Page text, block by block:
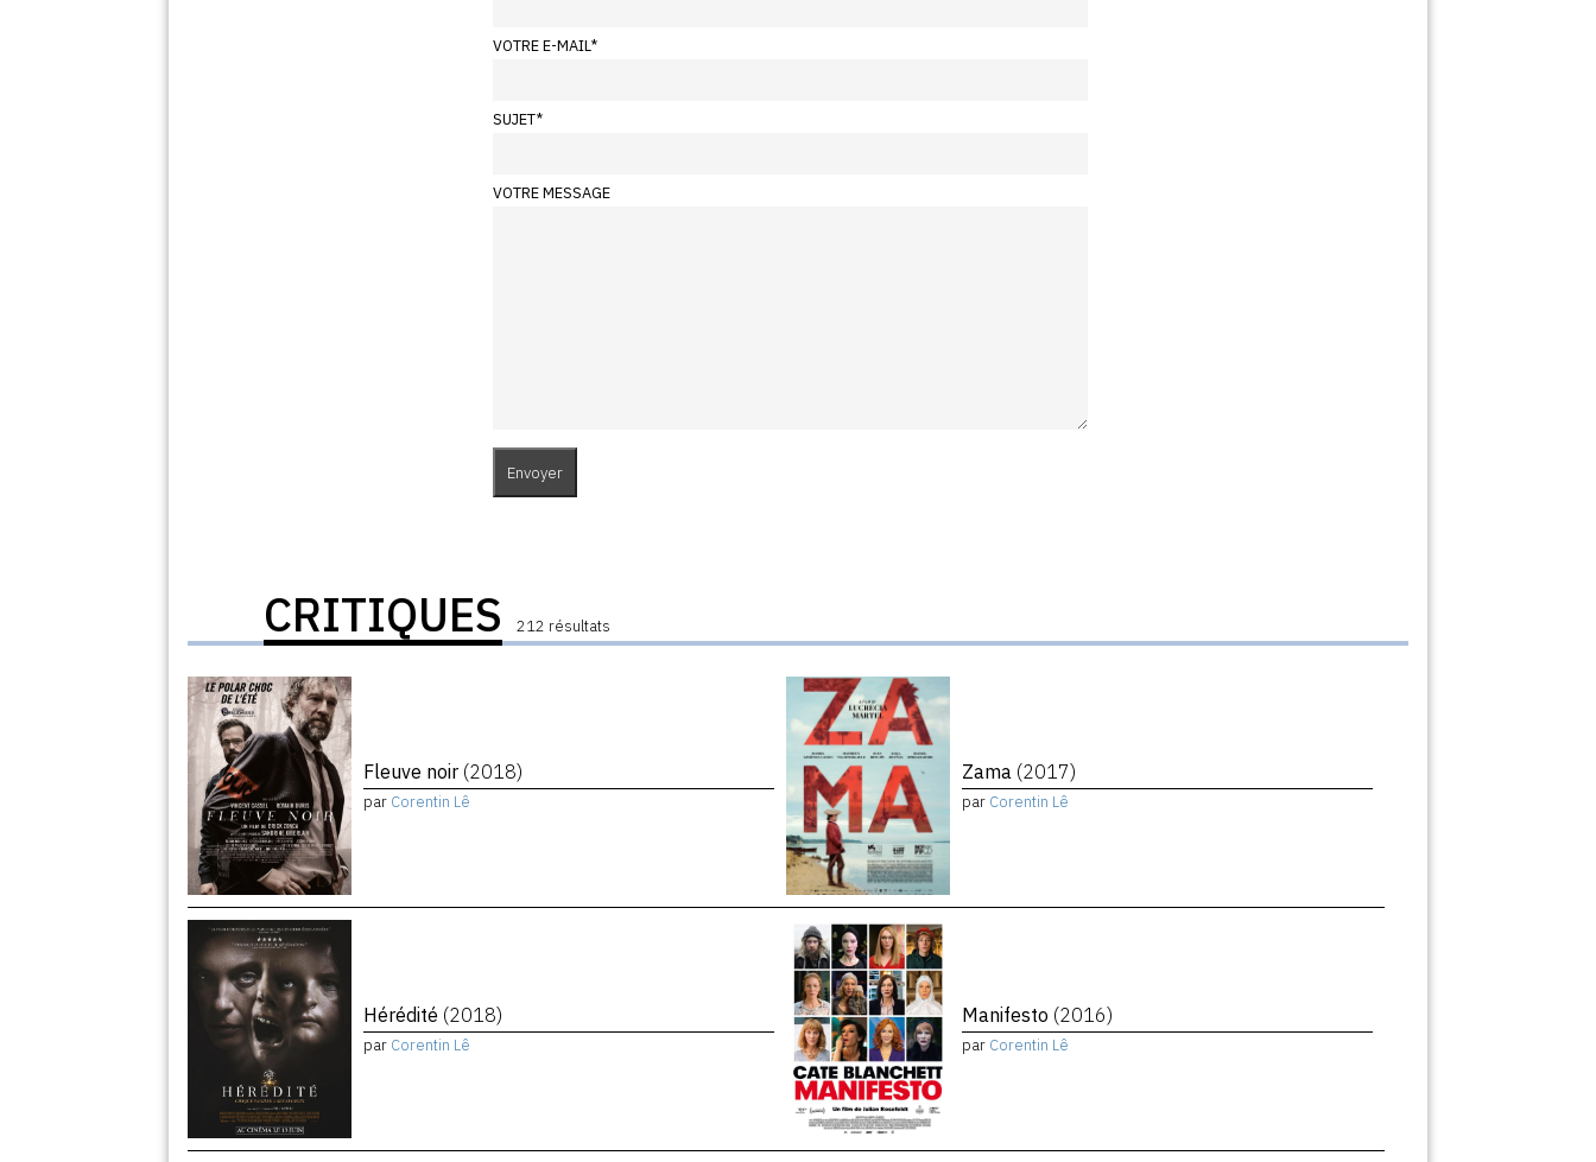
VOTRE E-MAIL*
SUJET*
VOTRE MESSAGE
CRITIQUES 212 résultats
Fleuve noir (2018)
par Corentin Lê
Zama (2017)
par Corentin Lê
Hérédité (2018)
par Corentin Lê
Manifesto (2016)
par Corentin Lê